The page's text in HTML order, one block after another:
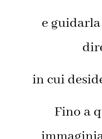
e
in cui
Fino a